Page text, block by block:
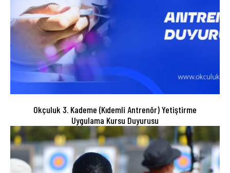
Okçuluk 3. Kademe (Kıdemli Antrenör) Yetiştirme
Uygulama Kursu Duyurusu